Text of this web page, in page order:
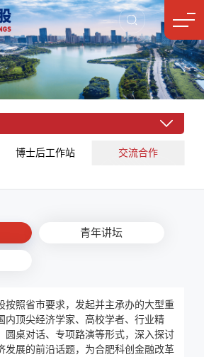
博士后工作站 交流合作
青年讲坛
按照省市要求，发起并主承办的大型重
内顶尖经济学家、高校学者、行业精
圆桌对话、专项路演等形式，深入探讨
发展的前沿话题，为合肥科创金融改革